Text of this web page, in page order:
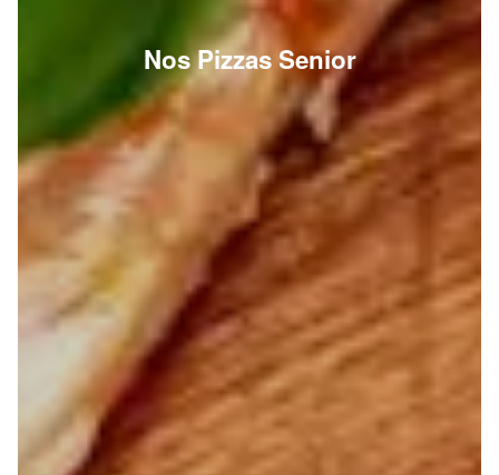
Nos Pizzas Senior